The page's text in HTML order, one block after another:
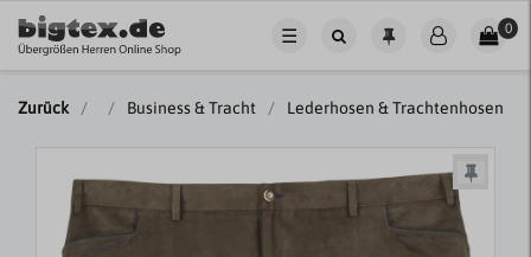
☰ 0
Zurück Business & Tracht Lederhosen & Trachtenhosen